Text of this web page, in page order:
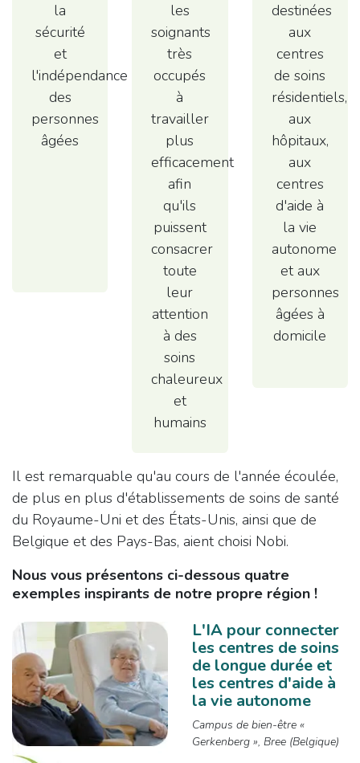
la
sécurité
et
l'indépendance
des
personnes
âgées
les
soignants
très
occupés
à
travailler
plus
efficacement
afin
qu'ils
puissent
consacrer
toute
leur
attention
à des
soins
chaleureux
et
humains
destinées
aux
centres
de soins
résidentiels,
aux
hôpitaux,
aux
centres
d'aide à
la vie
autonome
et aux
personnes
âgées à
domicile
Il est remarquable qu'au cours de l'année écoulée,
de plus en plus d'établissements de soins de santé
du Royaume-Uni et des États-Unis, ainsi que de
Belgique et des Pays-Bas, aient choisi Nobi.
Nous vous présentons ci-dessous quatre
exemples inspirants de notre propre région !
L'IA pour connecter
les centres de soins
de longue durée et
les centres d'aide à
la vie autonome
Campus de bien-être «
Gerkenberg », Bree (Belgique)